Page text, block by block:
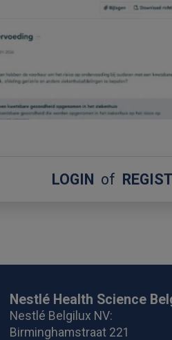
LOGIN of
Nestlé Health Science
Nestlé Belgilux NV:
Birminghamstraat 221